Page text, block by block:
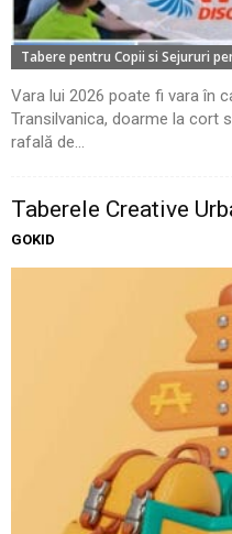
Tabere pentru Copii si Sejururi
Vara lui 2026 poate fi vara în
Transilvanica, doarme la cort
rafală de...
Taberele Creative
GOKID